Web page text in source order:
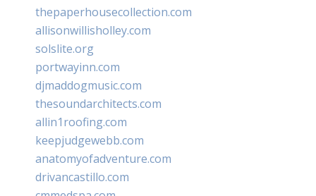
thepaperhousecollection.com
allisonwillisholley.com
solslite.org
portwayinn.com
djmaddogmusic.com
thesoundarchitects.com
allin1roofing.com
keepjudgewebb.com
anatomyofadventure.com
drivancastillo.com